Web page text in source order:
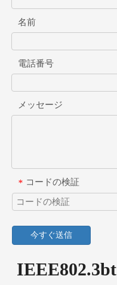
名前
電話番号
メッセージ
* コードの検証
今すぐ送信
IEEE802.3bt